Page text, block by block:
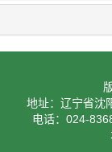
地址：辽宁省沈
电话：024-